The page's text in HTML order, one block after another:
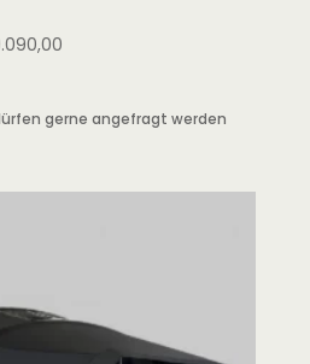
gerne angefragt werden